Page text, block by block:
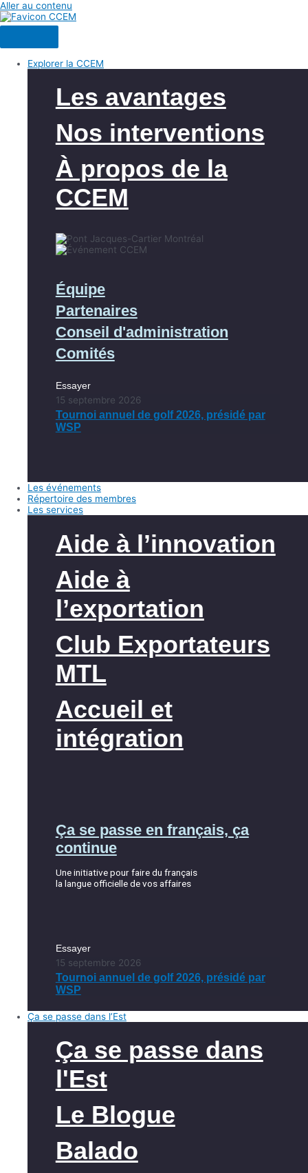
Aller au contenu
Explorer la CCEM
Les avantages
Nos interventions
À propos de la
CCEM
Équipe
Partenaires
Conseil d'administration
Comités
Essayer
15 septembre 2026
Tournoi annuel de golf 2026, présidé par
WSP
Les événements
Répertoire des membres
Les services
Aide à l’innovation
Aide à
l’exportation
Club Exportateurs
MTL
Accueil et
intégration
Ça se passe en français, ça
continue
Une initiative pour faire du français
la langue officielle de vos affaires
Essayer
15 septembre 2026
Tournoi annuel de golf 2026, présidé par
WSP
Ça se passe dans l’Est
Ça se passe dans
l'Est
Le Blogue
Balado